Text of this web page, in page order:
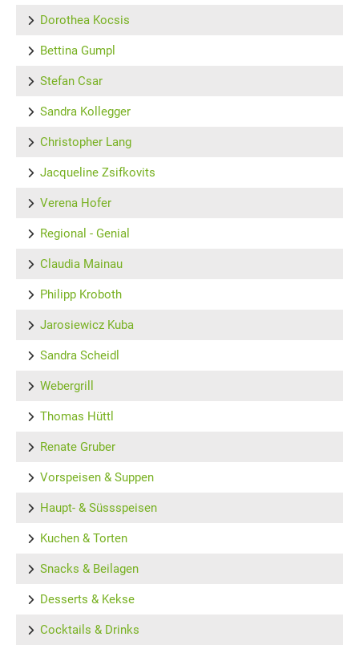
Dorothea Kocsis
Bettina Gumpl
Stefan Csar
Sandra Kollegger
Christopher Lang
Jacqueline Zsifkovits
Verena Hofer
Regional - Genial
Claudia Mainau
Philipp Kroboth
Jarosiewicz Kuba
Sandra Scheidl
Webergrill
Thomas Hüttl
Renate Gruber
Vorspeisen & Suppen
Haupt- & Süssspeisen
Kuchen & Torten
Snacks & Beilagen
Desserts & Kekse
Cocktails & Drinks